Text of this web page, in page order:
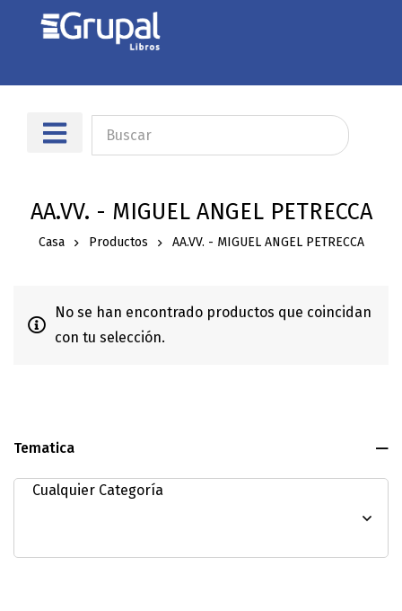
AA.VV. - MIGUEL ANGEL PETRECCA
Casa Productos AA.VV. - MIGUEL ANGEL PETRECCA
Tematica
No se han encontrado productos que coincidan
con tu selección.